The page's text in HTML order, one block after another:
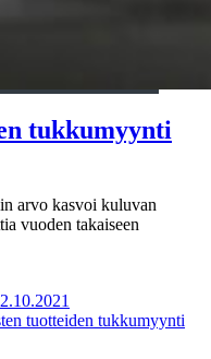
tukkumyynti
arvo kasvoi kuluvan
vuoden takaiseen
tuotteiden tukkumyynti